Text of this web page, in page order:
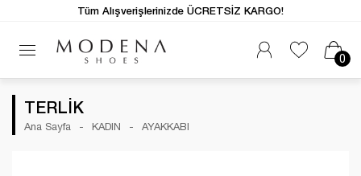
0
Tüm Alışverişlerinizde ÜCRETSİZ KARGO!
TERLİK
Ana Sayfa KADIN AYAKKABI